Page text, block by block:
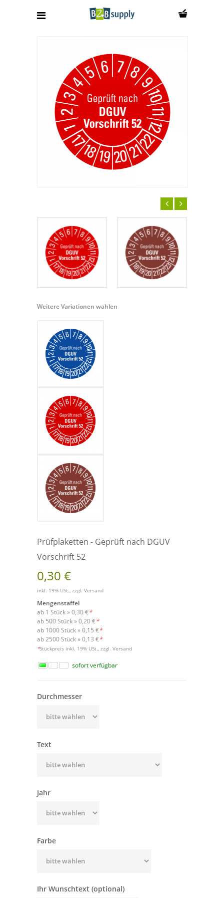
Weitere Variationen wählen
Prüfplaketten - Geprüft nach DGUV
Vorschrift 52
0,30 €
inkl. 19% USt., zzgl. Versand
Mengenstaffel
ab 1 Stück »0,30 €*
ab 500 Stück »0,20 €*
ab 1000 Stück »0,15 €*
ab 2500 Stück »0,13 €*
*Stückpreis inkl. 19% USt., zzgl. Versand
sofort verfügbar
Durchmesser
Text
Jahr
Farbe
Ihr Wunschtext (optional)